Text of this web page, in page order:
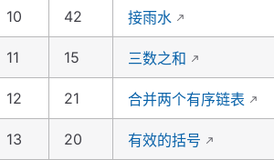
10 42 接雨水
11 15 三数之和
12 21 合并两个有序链表
13 20 有效的括号